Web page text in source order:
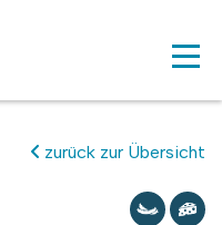
zurück zur Übersicht